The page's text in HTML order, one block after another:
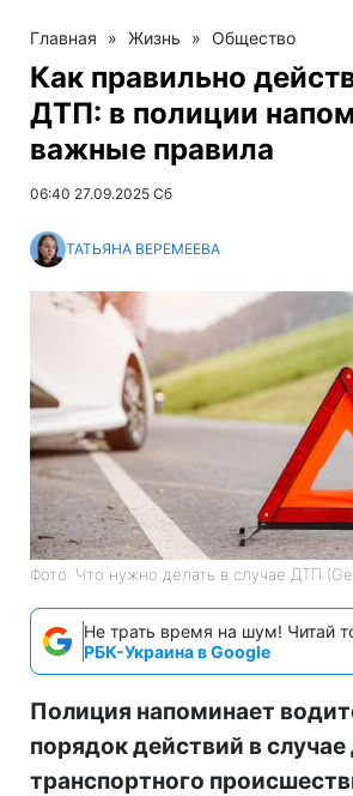
Главная » Жизнь » Общество
Как правильно
ДТП: в полиции
важные правила
06:40 27.09.2025 Сб
ТАТЬЯНА ВЕРЕМЕЕВА
Фото: Что нужно делать в случае ДТП
Не трать время на шум! Читай
РБК-Украина в Google
Полиция напоминает
порядок действий в
транспортного